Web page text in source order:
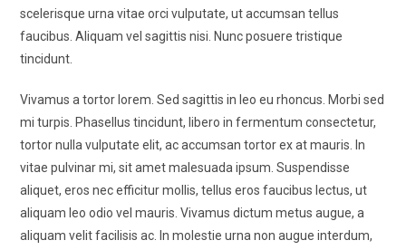
scelerisque urna vitae orci vulputate, ut accumsan tellus
faucibus. Aliquam vel sagittis nisi. Nunc posuere tristique
tincidunt.
Vivamus a tortor lorem. Sed sagittis in leo eu rhoncus. Morbi sed
mi turpis. Phasellus tincidunt, libero in fermentum consectetur,
tortor nulla vulputate elit, ac accumsan tortor ex at mauris. In
vitae pulvinar mi, sit amet malesuada ipsum. Suspendisse
aliquet, eros nec efficitur mollis, tellus eros faucibus lectus, ut
aliquam leo odio vel mauris. Vivamus dictum metus augue, a
aliquam velit facilisis ac. In molestie urna non augue interdum,